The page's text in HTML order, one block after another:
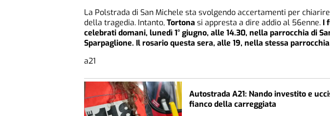
La Polstrada di San Michele sta svolgendo accertamenti per
della tragedia. Intanto,Tortona si appresta a dire addio al 56enne. I
celebrati domani, lunedì 1° giugno, alle 14.30, nella parrocchia di
Sparpaglione. Il rosario questa sera, alle 19, nella stessa
a21
Autostrada A21: Nando investito e
fianco della carreggiata